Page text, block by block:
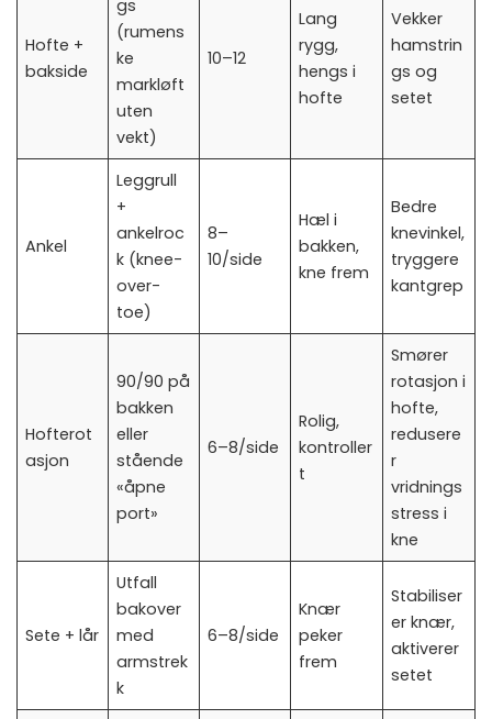
Hofte +
bakside
gs
(rumens
ke
markløft
uten
vekt)
10–12
Lang
rygg,
hengs i
hofte
Vekker
hamstrin
gs og
setet
Ankel
Leggrull
+
ankelroc
k (knee-
over-
toe)
8–
10/side
Hæl i
bakken,
kne frem
Bedre
knevinkel,
tryggere
kantgrep
Hofterot
asjon
90/90 på
bakken
eller
stående
«åpne
port»
6–8/side
Rolig,
kontroller
t
Smører
rotasjon i
hofte,
redusere
r
vridnings
stress i
kne
Sete + lår
Utfall
bakover
med
armstrek
k
6–8/side
Knær
peker
frem
Stabiliser
er knær,
aktiverer
setet